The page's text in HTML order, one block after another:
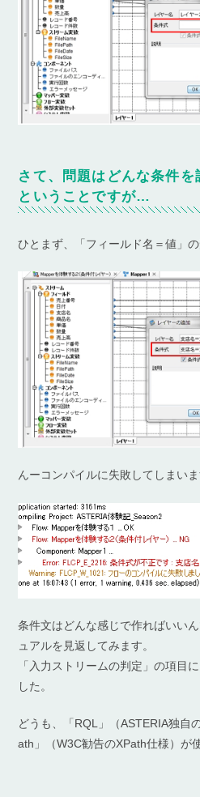
さて、問題はどんな条件
ということですが…
ひとまず、「フィールド名＝値」
んーコンパイルに失敗してしまいま
条件文はどんな感じで作ればいい
ュアルを見返してみます。
「入力ストリームの判定」の項目
した。
どうも、「RQL」（ASTERIA独自
ath」（W3C勧告のXPath仕様）が